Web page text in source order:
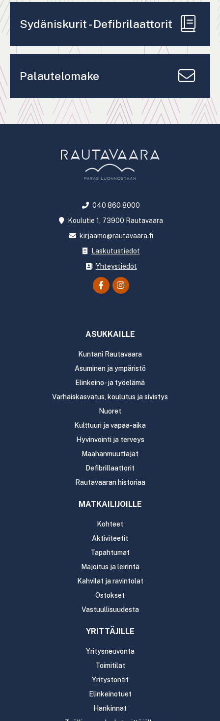
Sydäniskurit - Defibrilaattorit
Palautelomake
040 860 8000
Koulutie 1, 73900 Rautavaara
kirjaamo@rautavaara.fi
Laskutustiedot
Yhteystiedot
ASUKKAILLE
Kuntani Rautavaara
Asuminen ja ympäristö
Elinkeino- ja työelämä
Varhaiskasvatus, koulutus ja sivistys
Nuoret
Kulttuuri ja vapaa-aika
Hyvinvointi ja terveys
Maahanmuuttajat
Defibrillaattorit
Rautavaaran historiaa
MATKAILIJOILLE
Kohteet
Aktiviteetit
Tapahtumat
Majoitus ja leirintä
Kahvilat ja ravintolat
Ostokset
Vastuullisuudesta
YRITTÄJILLE
Yritysneuvonta
Toimitilat
Yritystontit
Elinkeinotuet
Hankinnat